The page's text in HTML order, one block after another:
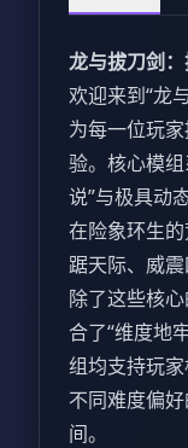
龙与拔刀剑
欢迎来到“龙
为每一位玩
验。核心模
说”与极具动
在险象环生
踞天际、威震
除了这些核
合了“维度地
组均支持玩
不同难度偏
间。